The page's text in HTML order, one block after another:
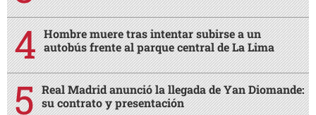
Hombre muere tras intentar subirse a un
autobús frente al parque central de La Lima
Real Madrid anunció la llegada de Yan Diomande:
su contrato y presentación